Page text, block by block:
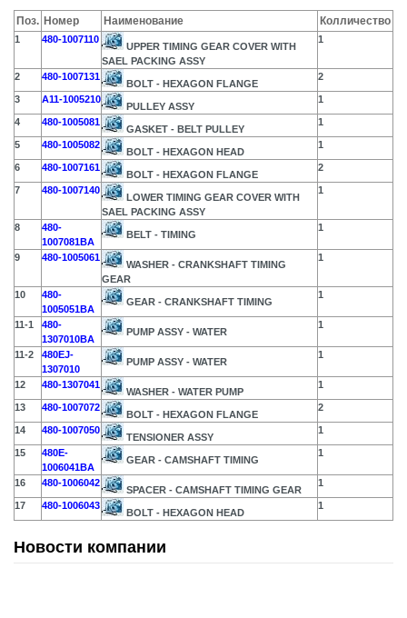
Поз. Номер Наименование Колличество
1 480-1007110
UPPER TIMING GEAR COVER WITH
SAEL PACKING ASSY
1
2 480-1007131
BOLT - HEXAGON FLANGE
2
3 A11-1005210
PULLEY ASSY
1
4 480-1005081
GASKET - BELT PULLEY
1
5 480-1005082
BOLT - HEXAGON HEAD
1
6 480-1007161
BOLT - HEXAGON FLANGE
2
7 480-1007140
LOWER TIMING GEAR COVER WITH
SAEL PACKING ASSY
1
8
480-
1007081BA
BELT - TIMING
1
9 480-1005061
WASHER - CRANKSHAFT TIMING
GEAR
1
10
480-
1005051BA
GEAR - CRANKSHAFT TIMING
1
11-1
480-
1307010BA
PUMP ASSY - WATER
1
11-2
480EJ-
1307010
PUMP ASSY - WATER
1
12 480-1307041
WASHER - WATER PUMP
1
13 480-1007072
BOLT - HEXAGON FLANGE
2
14 480-1007050
TENSIONER ASSY
1
15
480E-
1006041BA
GEAR - CAMSHAFT TIMING
1
16 480-1006042
SPACER - CAMSHAFT TIMING GEAR
1
17 480-1006043
BOLT - HEXAGON HEAD
1
Новости компании